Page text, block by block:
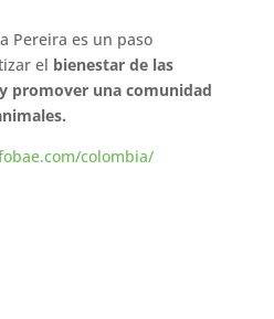
Pereira es un paso
el bienestar de las
promover una comunidad
colombia/